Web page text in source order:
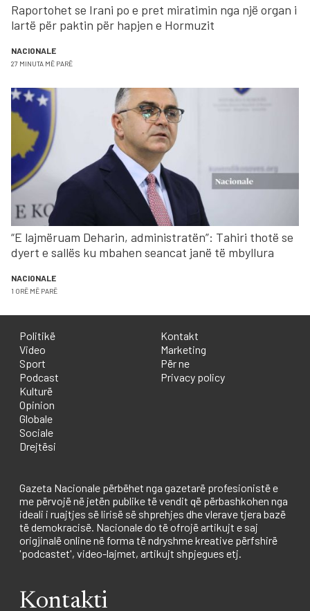
Raportohet se Irani po e pret miratimin nga një organ i
lartë për paktin për hapjen e Hormuzit
NACIONALE
27 MINUTA MË PARË
“E lajmëruam Deharin, administratën”: Tahiri thotë se
dyert e sallës ku mbahen seancat janë të mbyllura
NACIONALE
1 ORË MË PARË
Politikë
Video
Sport
Podcast
Kulturë
Opinion
Globale
Sociale
Drejtësi
Kontakt
Marketing
Për ne
Privacy policy
Gazeta Nacionale përbëhet nga gazetarë profesionistë e
me përvojë në jetën publike të vendit që përbashkohen nga
ideali i ruajtjes së lirisë së shprehjes dhe vlerave tjera bazë
të demokracisë. Nacionale do të ofrojë artikujt e saj
origjinalë online në forma të ndryshme kreative përfshirë
'podcastet', video-lajmet, artikujt shpjegues etj.
Kontakti